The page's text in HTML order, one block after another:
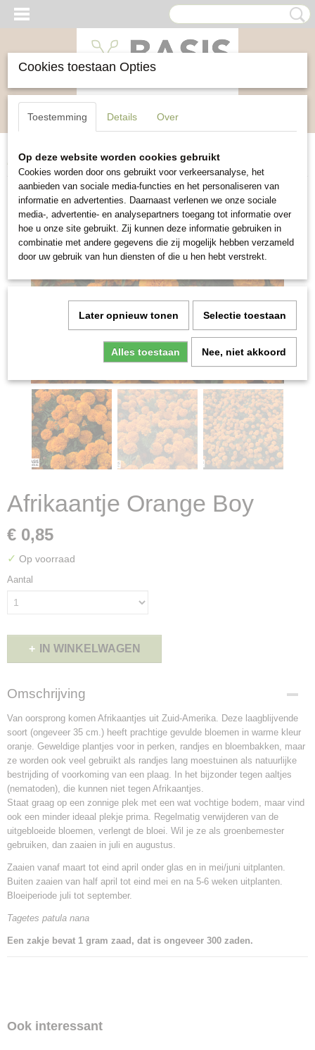
Inloggen Registreren
Home>Bloemen>Afrikaantje Orange Boy
Afrikaantje Orange Boy
€ 0,85
✓ Op voorraad
Aantal
IN WINKELWAGEN
Omschrijving
Van oorsprong komen Afrikaantjes uit Zuid-Amerika. Deze laagblijvende
soort (ongeveer 35 cm.) heeft prachtige gevulde bloemen in warme kleur
oranje. Geweldige plantjes voor in perken, randjes en bloembakken, maar
ze worden ook veel gebruikt als randjes lang moestuinen als natuurlijke
bestrijding of voorkoming van een plaag. In het bijzonder tegen aaltjes
(nematoden), die kunnen niet tegen Afrikaantjes.
Staat graag op een zonnige plek met een wat vochtige bodem, maar vind
ook een minder ideaal plekje prima. Regelmatig verwijderen van de
uitgebloeide bloemen, verlengt de bloei. Wil je ze als groenbemester
gebruiken, dan zaaien in juli en augustus.
Zaaien vanaf maart tot eind april onder glas en in mei/juni uitplanten.
Buiten zaaien van half april tot eind mei en na 5-6 weken uitplanten.
Bloeiperiode juli tot september.
Tagetes patula nana
Een zakje bevat 1 gram zaad, dat is ongeveer 300 zaden.
Ook interessant
Cookies toestaan Opties
Toestemming Details Over
Op deze website worden cookies gebruikt
Cookies worden door ons gebruikt voor verkeersanalyse, het
aanbieden van sociale media-functies en het personaliseren van
informatie en advertenties. Daarnaast verlenen we onze sociale
media-, advertentie- en analysepartners toegang tot informatie over
hoe u onze site gebruikt. Zij kunnen deze informatie gebruiken in
combinatie met andere gegevens die zij mogelijk hebben verzameld
door uw gebruik van hun diensten of die u hen hebt verstrekt.
Later opnieuw tonen Selectie toestaan
Alles toestaan Nee, niet akkoord